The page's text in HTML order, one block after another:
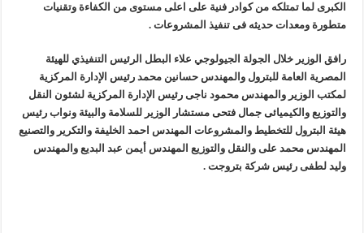
الكبرى لما تمتلكه من كوادر فنية على اعلى مستوى من الكفاءة وتقنيات
متطورة ومعدات حديثه فى تنفيذ المشروعات .
رافق الوزير خلال الجولة الجيولوجي علاء البطل الرئيس التنفيذي للهيئة
المصرية العامة للبترول والمهندس حسانين محمد رئيس الإدارة المركزية
لمكتب الوزير والمهندس محمود ناجى رئيس الإدارة المركزية لشئون النقل
والتوزيع والكيميائى جمال فتحى مستشار الوزير للسلامة والبيئة ونواب رئيس
هيئة البترول للتخطيط والمشروعات المهندس احمد الخليفة والتكرير والتصنيع
المهندس محمد على والنقل والتوزيع المهندس أيمن عبد البديع والمهندس
وليد لطفى رئيس شركة بتروجت .